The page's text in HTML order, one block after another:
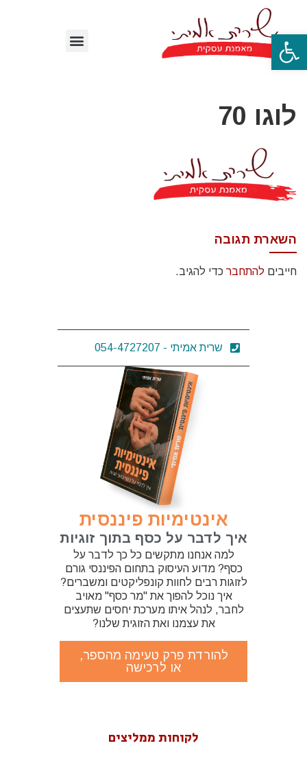
פתח סרגל נגישות
לוגו 70
השארת תגובה
חייבים להתחבר כדי להגיב.
שרית אמיתי - 054-4727207
אינטימיות פיננסית
איך לדבר על כסף בתוך זוגיות
למה אנחנו מתקשים כל כך לדבר על
כסף? מדוע העיסוק בתחום הפיננסי גורם
לזוגות רבים לחוות קונפליקטים ומשברים?
איך נוכל להפוך את "מר כסף" מאויב
לחבר, לנהל איתו מערכת יחסים שתעצים
את עצמנו ואת הזוגית שלנו?
להורדת פרק טעימה מהספר,
או לרכישה
לקוחות ממליצים